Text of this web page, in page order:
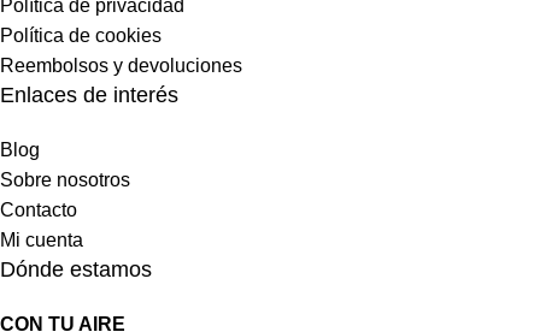
Política de privacidad
Política de cookies
Reembolsos y devoluciones
Enlaces de interés
Blog
Sobre nosotros
Contacto
Mi cuenta
Dónde estamos
CON TU AIRE